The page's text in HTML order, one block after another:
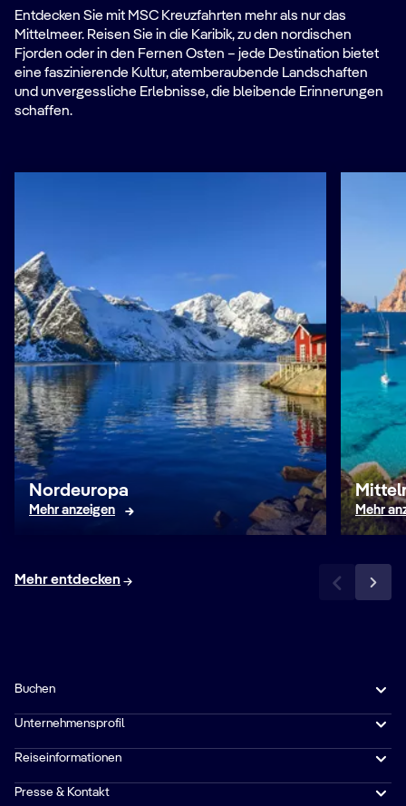
Entdecken Sie mit MSC Kreuzfahrten mehr als nur das
Mittelmeer. Reisen Sie in die Karibik, zu den nordischen
Fjorden oder in den Fernen Osten – jede Destination bietet
eine faszinierende Kultur, atemberaubende Landschaften
und unvergessliche Erlebnisse, die bleibende Erinnerungen
schaffen.
Nordeuropa
Mehr anzeigen Mehr
Mehr entdecken
Buchen
Unternehmensprofil
Reiseinformationen
Presse & Kontakt